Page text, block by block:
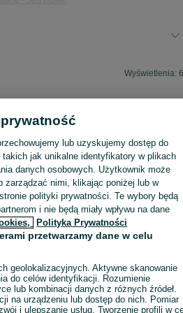
Wyświetlenia:
na OLX, aby skontaktować się z
Kup
lub uzyskujemy dostęp do
jak unikalne identyfikatory w plikach
danych osobowych. Użytkownik może
zarządzać nimi, klikając poniżej lub w
polityki prywatności. Te wybory będą
i nie będą miały wpływu na dane
Polityka Prywatności
przetwarzamy dane w celu
geolokalizacyjnych. Aktywne skanowanie
do celów identyfikacji. Rozumienie
lub kombinacji danych z różnych źródeł.
na urządzeniu lub dostęp do nich. Pomiar
i ulepszanie usług. Tworzenie profili w